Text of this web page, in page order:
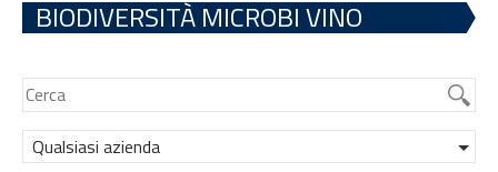
BIODIVERSITÀ MICROBI VINO
Qualsiasi azienda